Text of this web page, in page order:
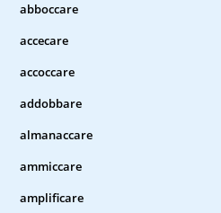
abboccare
accecare
accoccare
addobbare
almanaccare
ammiccare
amplificare